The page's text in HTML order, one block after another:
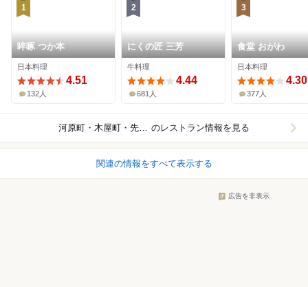
1
啐啄 つか本
日本料理
4.51
132人
2
にくの匠 三芳
牛料理
4.44
681人
3
食堂 おがわ
日本料理
4.30
377人
河原町・木屋町・先斗町 のレストラン情報を見る
関連の情報をすべて表示する
広告を非表示